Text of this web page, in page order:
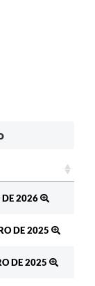
DE 2026
DE 2025
DE 2025